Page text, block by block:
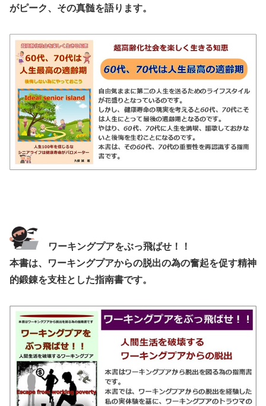
がピーク、その真髄を語ります。
ワーキングプアをぶっ飛ばせ！！
本書は、ワーキングプアからの脱出の為の奮起を促す精神
的鍛錬を支柱とした指南書です。